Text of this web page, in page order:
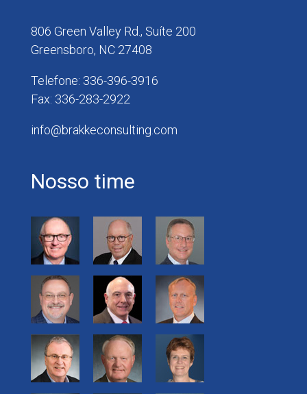
806 Green Valley Rd., Suíte 200
Greensboro, NC 27408
Telefone: 336-396-3916
Fax: 336-283-2922
info@brakkeconsulting.com
Nosso time